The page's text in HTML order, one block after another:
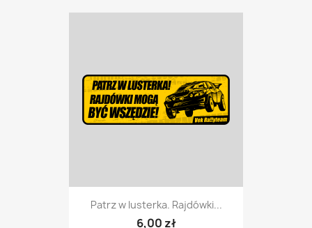
Patrz w lusterka. Rajdówki...
6,00 zł